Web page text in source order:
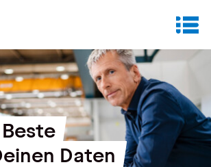
Daten
Angebot
& Reporting
& Controlling